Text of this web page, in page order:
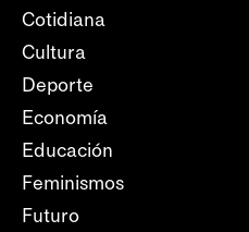
Cotidiana
Cultura
Deporte
Economía
Educación
Feminismos
Futuro